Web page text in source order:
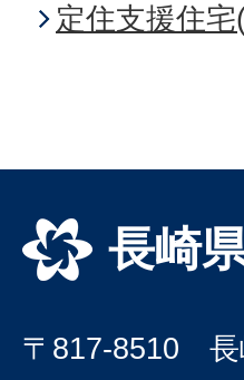
定住支援住宅
長崎
〒817-8510 長